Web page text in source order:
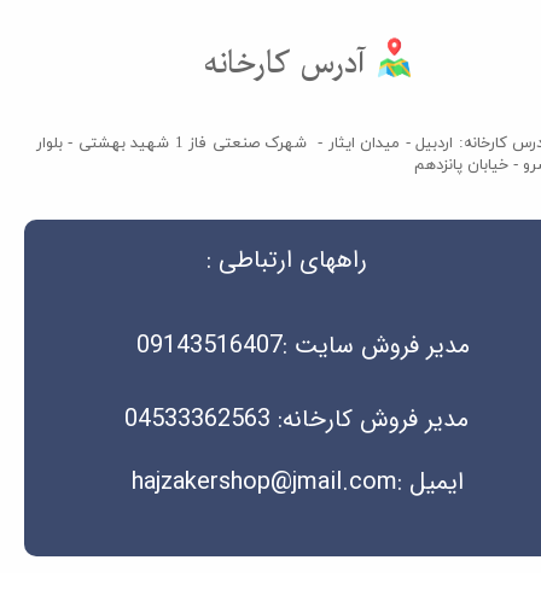
آدرس کارخانه: اردبیل - میدان ایثار - شهرک صنعتی فاز 1 شهید بهشتی - بلوار
- خیابان پانزدهم
مدیر فروش کارخانه: 04533362563
راههای ارتباطی :
مدیر فروش سایت :09143516407
ایمیل :hajzakershop@jmail.com
آدرس کارخانه​​​​​​​